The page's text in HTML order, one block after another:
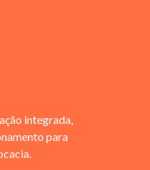
integrada,
para